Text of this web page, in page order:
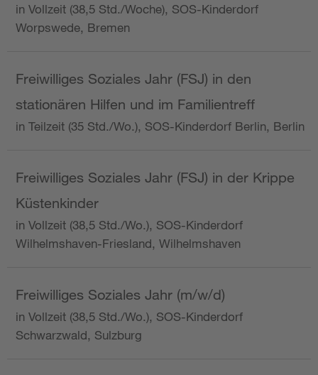
in Vollzeit (38,5 Std./Woche), SOS-Kinderdorf
Worpswede, Bremen
Freiwilliges Soziales Jahr (FSJ) in den
stationären Hilfen und im Familientreff
in Teilzeit (35 Std./Wo.), SOS-Kinderdorf Berlin, Berlin
Freiwilliges Soziales Jahr (FSJ) in der Krippe
Küstenkinder
in Vollzeit (38,5 Std./Wo.), SOS-Kinderdorf
Wilhelmshaven-Friesland, Wilhelmshaven
Freiwilliges Soziales Jahr (m/w/d)
in Vollzeit (38,5 Std./Wo.), SOS-Kinderdorf
Schwarzwald, Sulzburg